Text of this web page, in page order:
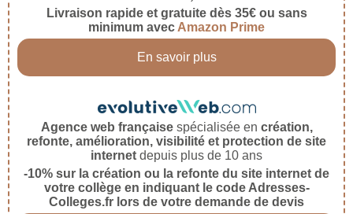
Livraison rapide et gratuite dès 35€ ou sans
minimum avec Amazon Prime
En savoir plus
Agence web françaisespécialisée en création,
refonte, amélioration, visibilité et protection de site
internet depuis plus de 10 ans
-10% sur la création ou la refonte du site internet de
votre collège en indiquant le code Adresses-
Colleges.fr lors de votre demande de devis